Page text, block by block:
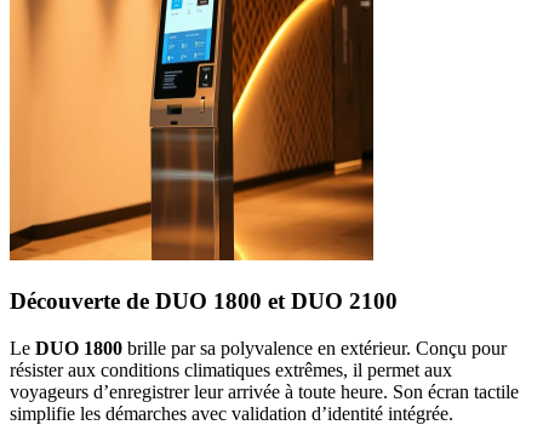
Découverte de DUO 1800 et DUO 2100
Le DUO 1800 brille par sa polyvalence en extérieur. Conçu pour
résister aux conditions climatiques extrêmes, il permet aux
voyageurs d’enregistrer leur arrivée à toute heure. Son écran tactile
simplifie les démarches avec validation d’identité intégrée.